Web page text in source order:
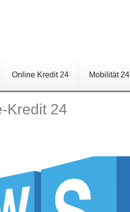
Online Kredit 24 Mobilität 24
Kredit 24